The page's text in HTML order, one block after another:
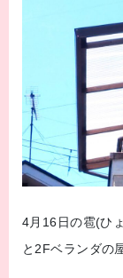
4月16日の雹(ひ
と2Fベランダの